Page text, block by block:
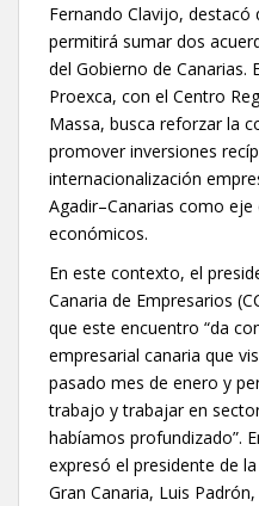
Fernando Clavijo, destacó
permitirá sumar dos
del Gobierno de Canarias.
Proexca, con el Centro
Massa, busca reforzar la
promover inversiones
internacionalización
Agadir–Canarias como
económicos.
En este contexto, el
Canaria de Empresarios
que este encuentro “da
empresarial canaria que
pasado mes de enero y
trabajo y trabajar en
habíamos profundizado”.
expresó el presidente de
Gran Canaria, Luis